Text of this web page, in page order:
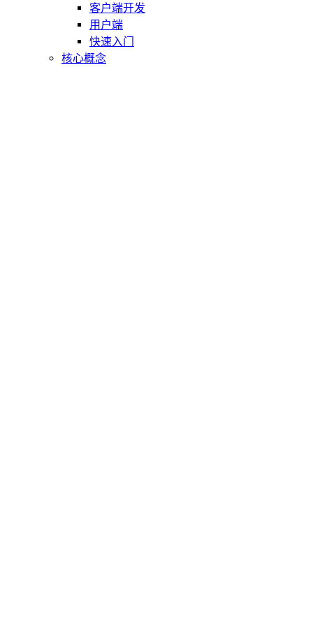
客户端开发
用户端
快速入门
核心概念